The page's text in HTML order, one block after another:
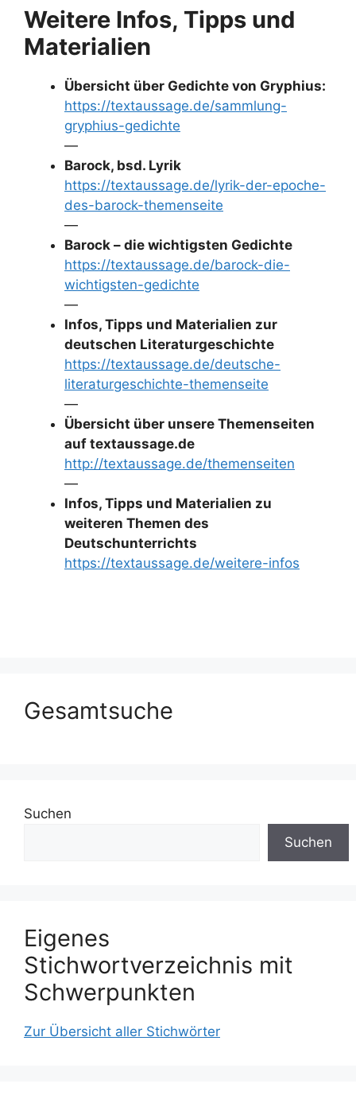
Weitere Infos, Tipps und
Materialien
Übersicht über Gedichte von Gryphius:
https://textaussage.de/sammlung-
gryphius-gedichte
—
Barock, bsd. Lyrik
https://textaussage.de/lyrik-der-epoche-
des-barock-themenseite
—
Barock – die wichtigsten Gedichte
https://textaussage.de/barock-die-
wichtigsten-gedichte
—
Infos, Tipps und Materialien zur
deutschen Literaturgeschichte
https://textaussage.de/deutsche-
literaturgeschichte-themenseite
—
Übersicht über unsere Themenseiten
auf textaussage.de
http://textaussage.de/themenseiten
—
Infos, Tipps und Materialien zu
weiteren Themen des
Deutschunterrichts
https://textaussage.de/weitere-infos
Gesamtsuche
Suchen
Suchen
Eigenes
Stichwortverzeichnis mit
Schwerpunkten
Zur Übersicht aller Stichwörter